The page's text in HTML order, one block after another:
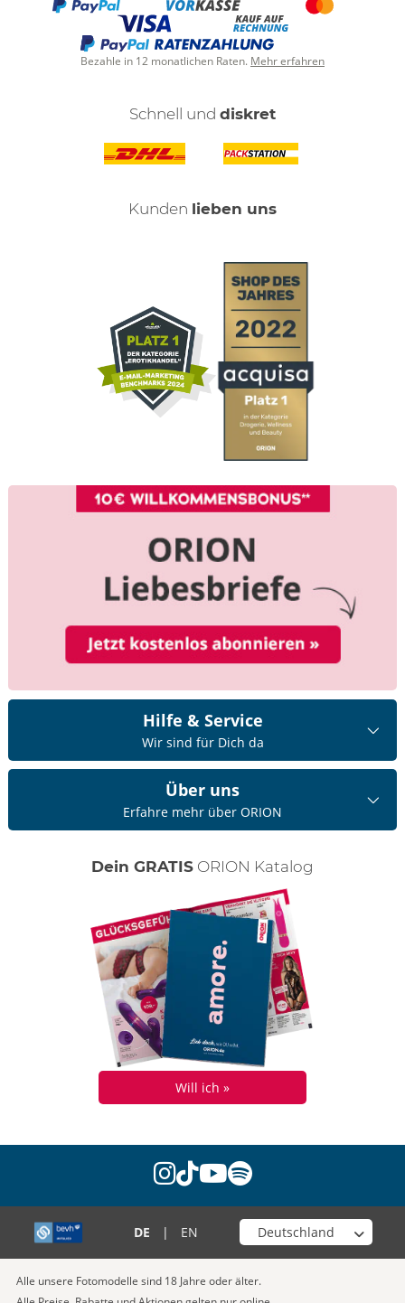
Bezahle in 12 monatlichen Raten. Mehr erfahren
Schnell und diskret
Kunden lieben uns
Hilfe & Service
Wir sind für Dich da
Über uns
Erfahre mehr über ORION
Dein GRATIS ORION Katalog
Will ich »
instagram
tiktok
youtube
spotify
DE | EN Wähle deinen Shop
Alle unsere Fotomodelle sind 18 Jahre oder älter.